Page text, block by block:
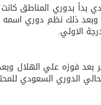
قياديةً متوازنةً
بدأ بدوري المناطق
ذلك نظم دوري اسمه
الاولي.
بعد فوزه علي الهلال